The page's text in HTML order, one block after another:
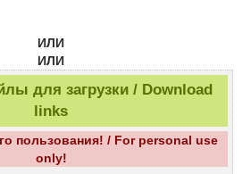
ИЛИ
ИЛИ
для загрузки / Download
links
пользования! / For personal use
only!